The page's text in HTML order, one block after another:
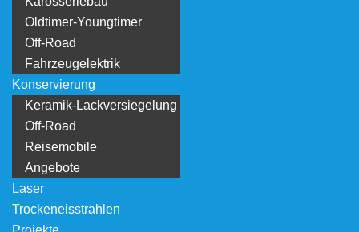
Oldtimer-Youngtimer
Off-Road
Fahrzeugelektrik
Konservierung
Keramik-Lackversiegelung
Off-Road
Reisemobile
Angebote
Laser
Trockeneisstrahlen